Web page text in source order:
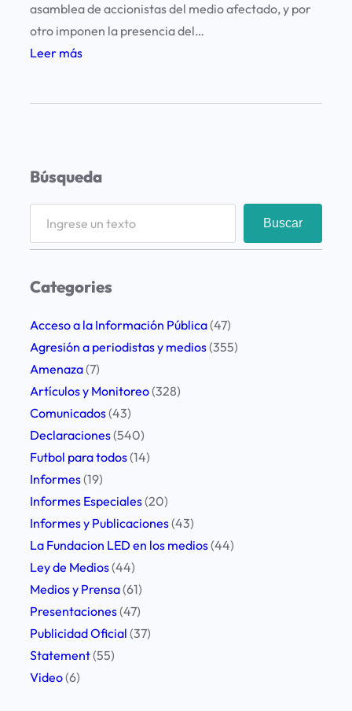
asamblea de accionistas del medio afectado, y por
otro imponen la presencia del…
Leer más:
v
e
n
c
ó
n
e
V
e
d
o
Búsqueda
r
h
Buscar
Categories
Acceso a la Información Pública(47)
Agresión a periodistas y medios(355)
Amenaza(7)
Artículos y Monitoreo(328)
Comunicados(43)
Declaraciones(540)
Futbol para todos(14)
Informes(19)
Informes Especiales(20)
Informes y Publicaciones(43)
La Fundacion LED en los medios(44)
Ley de Medios(44)
Medios y Prensa(61)
Presentaciones(47)
Publicidad Oficial (37)
Statement(55)
Video(6)